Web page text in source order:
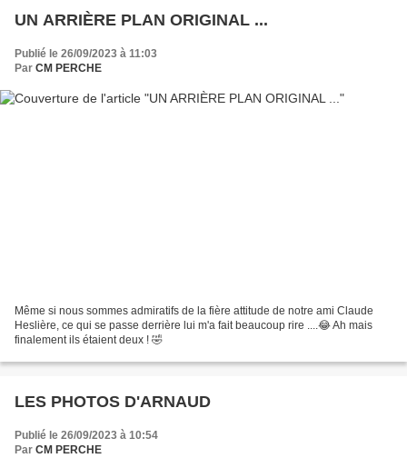
UN ARRIÈRE PLAN ORIGINAL ...
Publié le 26/09/2023 à 11:03
Par CM PERCHE
Même si nous sommes admiratifs de la fière attitude de notre ami Claude
Heslière, ce qui se passe derrière lui m'a fait beaucoup rire ....😂 Ah mais
finalement ils étaient deux ! 🤣
LES PHOTOS D'ARNAUD
Publié le 26/09/2023 à 10:54
Par CM PERCHE